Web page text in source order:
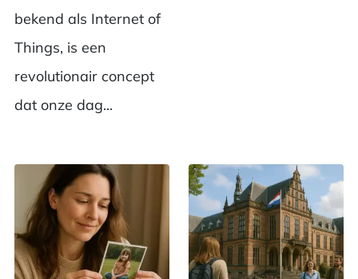
bekend als Internet of
Things, is een
revolutionair concept
dat onze dag...